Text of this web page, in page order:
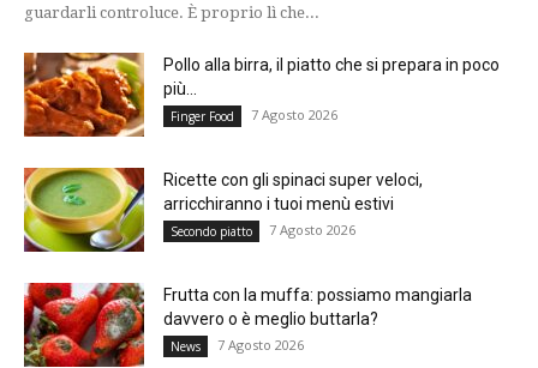
guardarli controluce. È proprio lì che...
Pollo alla birra, il piatto che si prepara in poco
più...
Finger Food 7 Agosto 2026
Ricette con gli spinaci super veloci,
arricchiranno i tuoi menù estivi
Secondo piatto 7 Agosto 2026
Frutta con la muffa: possiamo mangiarla
davvero o è meglio buttarla?
News 7 Agosto 2026